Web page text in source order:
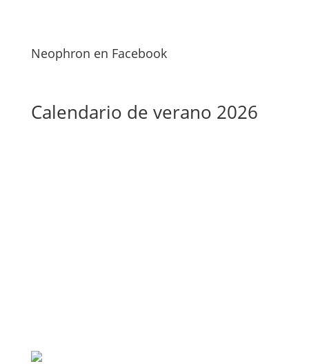
Neophron en Facebook
Calendario de verano 2026